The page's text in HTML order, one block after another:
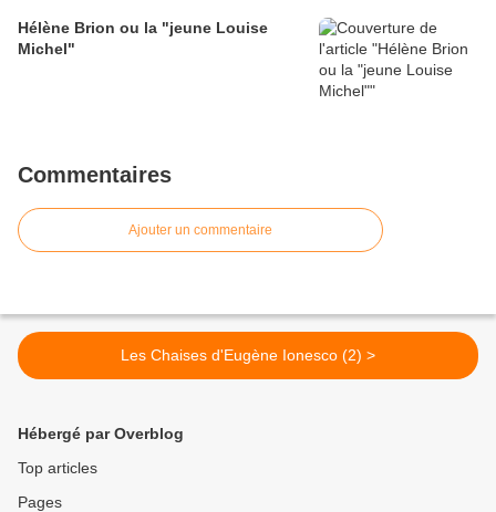
Hélène Brion ou la "jeune Louise
Michel"
Commentaires
Ajouter un commentaire
Les Chaises d'Eugène Ionesco (2) >
Hébergé par Overblog
Top articles
Pages